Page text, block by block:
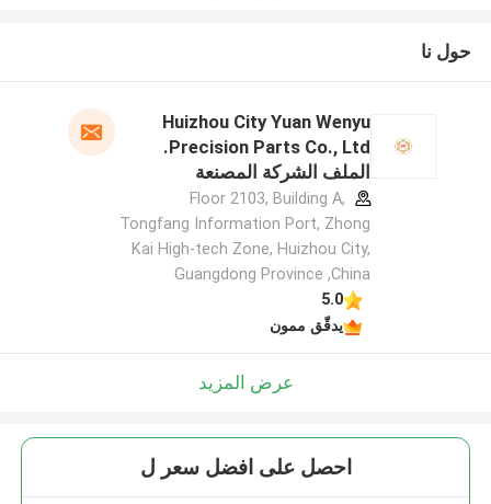
حول نا
Huizhou City Yuan Wenyu
Precision Parts Co., Ltd.
الملف الشركة المصنعة
Floor 2103, Building A,
Tongfang Information Port, Zhong
Kai High-tech Zone, Huizhou City,
Guangdong Province ,China
5.0
يدقّق ممون
عرض المزيد
احصل على افضل سعر ل